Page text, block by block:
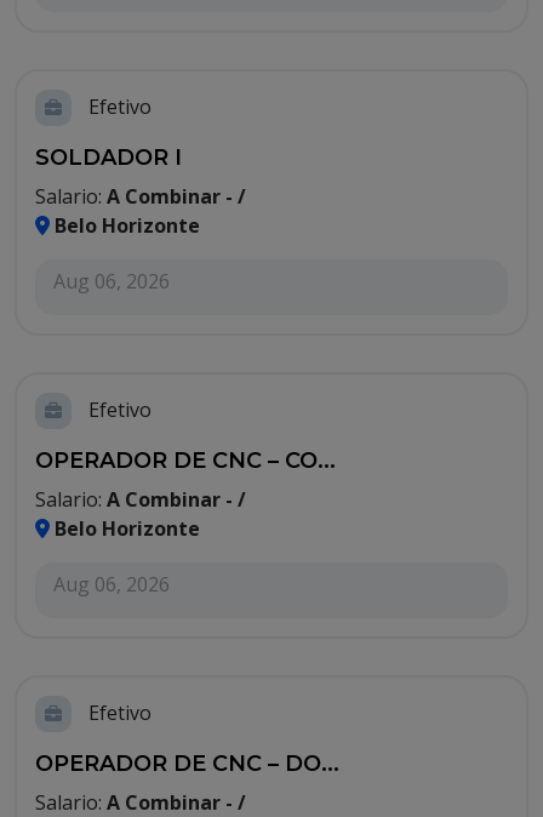
Efetivo
SOLDADOR I
Salario: A Combinar - /
Belo Horizonte
Aug 06, 2026
Efetivo
OPERADOR DE CNC – CO...
Salario: A Combinar - /
Belo Horizonte
Aug 06, 2026
Efetivo
OPERADOR DE CNC – DO...
Salario: A Combinar - /